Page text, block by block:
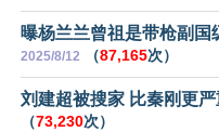
曝杨兰兰曾祖是带枪副国
2025/8/12 （87,165次）
刘建超被搜家 比秦刚更严
（73,230次）